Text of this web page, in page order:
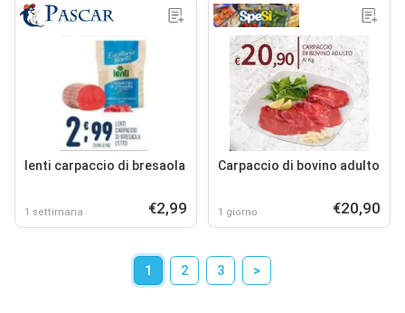
lenti carpaccio di bresaola
1 settimana €2,99
Carpaccio di bovino adulto
1 giorno €20,90
1 2 3 >